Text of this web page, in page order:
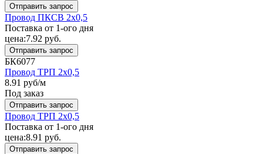
Отправить запрос
Провод ПКСВ 2x0,5
Поставка от 1-ого дня
цена:7.92 руб.
Отправить запрос
БК6077
Провод ТРП 2x0,5
8.91 руб/м
Под заказ
Отправить запрос
Провод ТРП 2x0,5
Поставка от 1-ого дня
цена:8.91 руб.
Отправить запрос